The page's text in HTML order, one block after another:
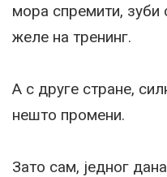
мора спремити, зуби
желе на тренинг.
А с друге стране,
нешто промени.
Зато сам, једног